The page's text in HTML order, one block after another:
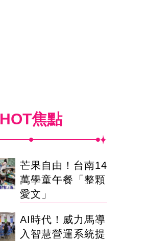
HOT焦點
芒果自由！台南14
萬學童午餐「整顆
愛文」
AI時代！威力馬導
入智慧營運系統提